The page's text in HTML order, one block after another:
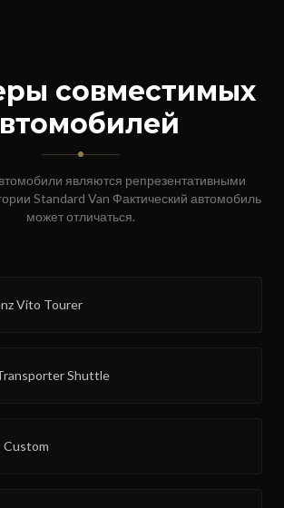
совместимых
являются репрезентативными
Standard Van Фактический автомобиль
может отличаться.
Vito Tourer
Shuttle
Custom